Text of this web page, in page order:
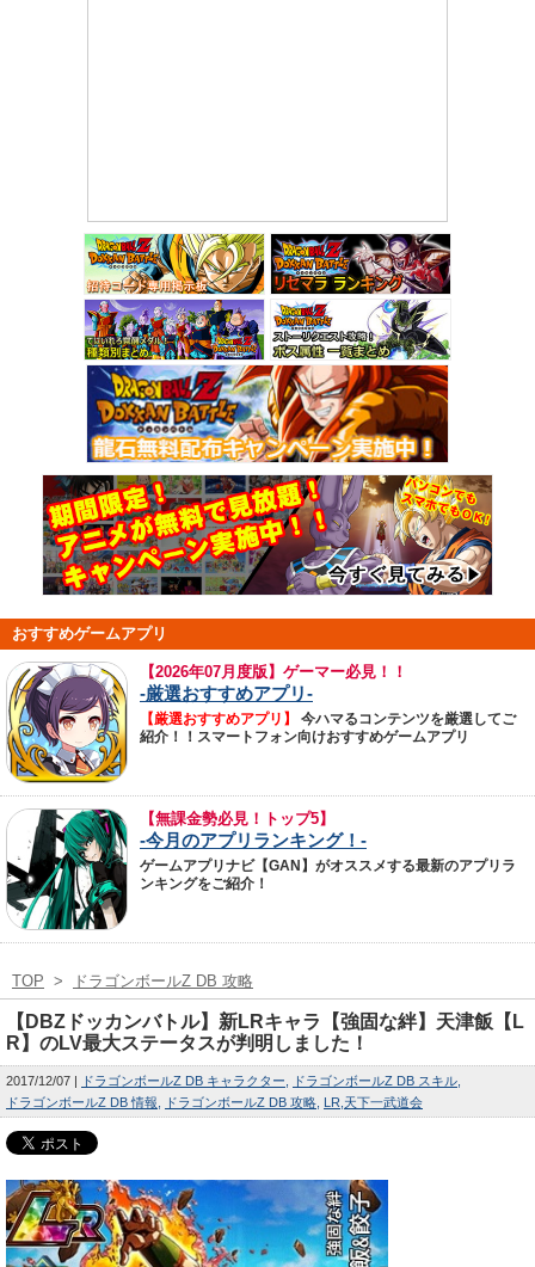
おすすめゲームアプリ
【2026年07月度版】ゲーマー必見！！
-厳選おすすめアプリ-
【厳選おすすめアプリ】
今ハマるコンテンツを厳選してご
紹介！！スマートフォン向けおすすめゲームアプリ
【無課金勢必見！トップ5】
-今月のアプリランキング！-
ゲームアプリナビ【GAN】がオススメする最新のアプリラ
ンキングをご紹介！
TOP > ドラゴンボールZ DB 攻略
【DBZドッカンバトル】新LRキャラ【強固な絆】天津飯【L
R】のLV最大ステータスが判明しました！
2017/12/07 ドラゴンボールZ DB キャラクター
ドラゴンボールZ DB スキル
ドラゴンボールZ DB 情報
ドラゴンボールZ DB 攻略 LR 天下一武道会